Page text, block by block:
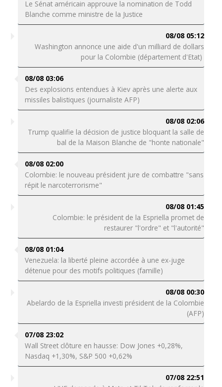
Le Sénat américain approuve la nomination de Todd
Blanche comme ministre de la Justice
08/08 05:12
Washington annonce une aide d'un milliard de dollars
pour la Colombie (département d'Etat)
08/08 03:06
Des explosions entendues à Kiev après une alerte aux
missiles balistiques (journaliste AFP)
08/08 02:06
Trump qualifie la décision de justice bloquant la salle de
bal de la Maison Blanche de "honte nationale"
08/08 02:00
Colombie: le nouveau président jure de combattre "sans
répit le narcoterrorisme"
08/08 01:45
Colombie: le président de la Espriella promet de
restaurer "l'ordre" et "l'autorité"
08/08 01:04
Venezuela: la liberté pleine accordée à une ex-juge
détenue pour des motifs politiques (famille)
08/08 00:30
Abelardo de la Espriella investi président de la Colombie
(AFP)
07/08 23:02
Wall Street clôture en hausse: Dow Jones +0,28%,
Nasdaq +1,30%, S&P 500 +0,62%
07/08 22:51